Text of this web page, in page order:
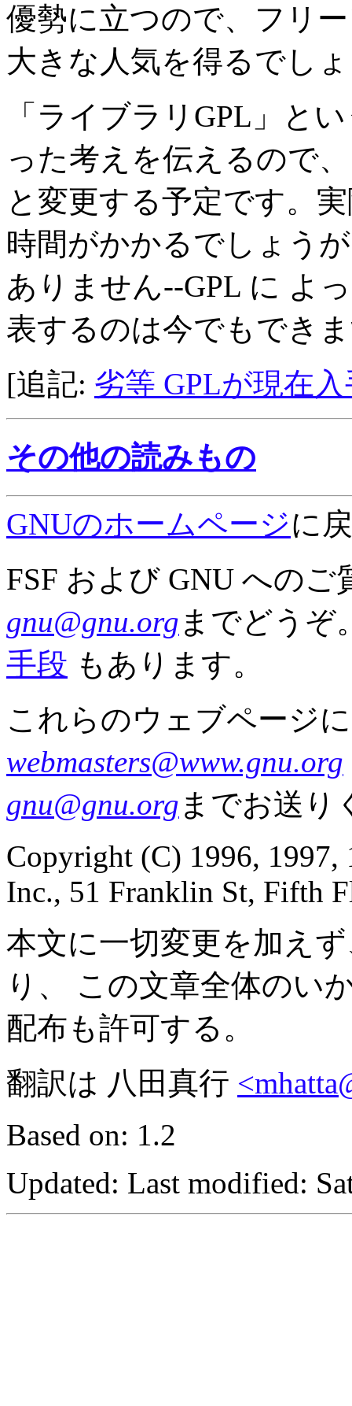
優勢に立つので、フリ
大きな人気を得るでし
「ライブラリGPL」と
った考えを伝えるので
と変更する予定です。
時間がかかるでしょう
ありません--GPL に よ
表するのは今でもでき
[追記: 劣等 GPLが現在
その他の読みもの
GNUのホームページに
FSF および GNU への
gnu@gnu.orgまでどうぞ
手段 もあります。
これらのウェブページ
webmasters@www.gnu.org
gnu@gnu.orgまでお送り
Copyright (C) 1996, 1997,
Inc., 51 Franklin St, Fifth
本文に一切変更を加え
り、 この文章全体のい
配布も許可する。
翻訳は 八田真行
Based on: 1.2
Updated: Last modified: